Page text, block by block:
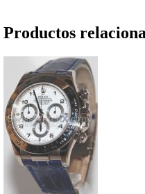
Productos